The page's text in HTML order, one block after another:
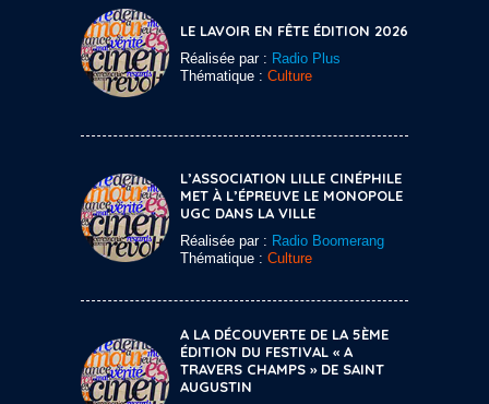
LE LAVOIR EN FÊTE ÉDITION 2026
Réalisée par : Radio Plus
Thématique : Culture
L’ASSOCIATION LILLE CINÉPHILE
MET À L’ÉPREUVE LE MONOPOLE
UGC DANS LA VILLE
Réalisée par : Radio Boomerang
Thématique : Culture
A LA DÉCOUVERTE DE LA 5ÈME
ÉDITION DU FESTIVAL « A
TRAVERS CHAMPS » DE SAINT
AUGUSTIN